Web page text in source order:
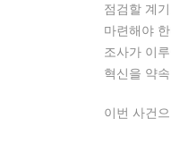
점검할 계
마련해야
조사가 이
혁신을 약
이번 사건